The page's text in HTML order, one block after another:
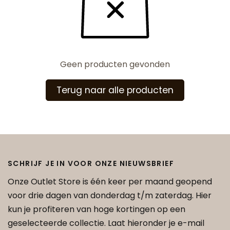
Geen producten gevonden
Terug naar alle producten
SCHRIJF JE IN VOOR ONZE NIEUWSBRIEF
Onze Outlet Store is één keer per maand geopend
voor drie dagen van donderdag t/m zaterdag. Hier
kun je profiteren van hoge kortingen op een
geselecteerde collectie. Laat hieronder je e-mail